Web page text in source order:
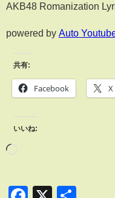
AKB48 Romanization
powered by Auto
共有:
Facebook X
いいね: